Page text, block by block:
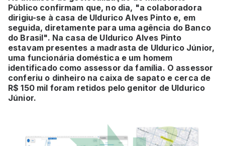
Público confirmam que, no dia, "a colaboradora
dirigiu-se à casa de Uldurico Alves Pinto e, em
seguida, diretamente para uma agência do Banco
do Brasil". Na casa de Uldurico Alves Pinto
estavam presentes a madrasta de Uldurico Júnior,
uma funcionária doméstica e um homem
identificado como assessor da família. O assessor
conferiu o dinheiro na caixa de sapato e cerca de
R$ 150 mil foram retidos pelo genitor de Uldurico
Júnior.